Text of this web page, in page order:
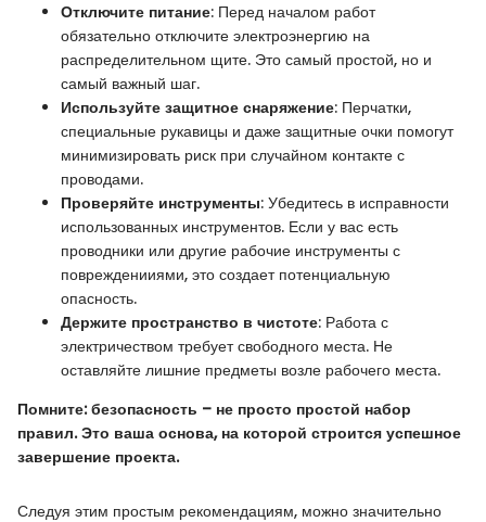
Отключите питание: Перед началом работ
обязательно отключите электроэнергию на
распределительном щите. Это самый простой, но и
самый важный шаг.
Используйте защитное снаряжение: Перчатки,
специальные рукавицы и даже защитные очки помогут
минимизировать риск при случайном контакте с
проводами.
Проверяйте инструменты: Убедитесь в исправности
использованных инструментов. Если у вас есть
проводники или другие рабочие инструменты с
поврежденииями, это создает потенциальную
опасность.
Держите пространство в чистоте: Работа с
электричеством требует свободного места. Не
оставляйте лишние предметы возле рабочего места.
Помните: безопасность – не просто простой набор
правил. Это ваша основа, на которой строится успешное
завершение проекта.
Следуя этим простым рекомендациям, можно значительно